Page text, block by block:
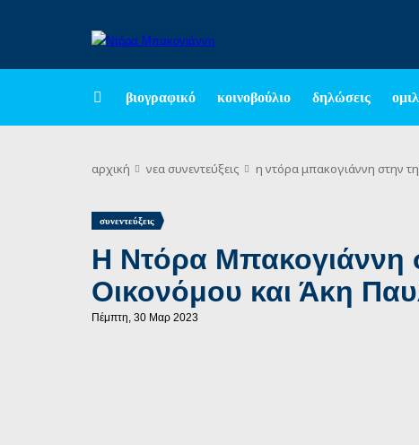
βιογραφικό κοινοβούλιο δηλώσεις
αρχική νεα συνεντεύξεις η ντόρα μπακογιάννη στην
συνεντεύξεις
Η Ντόρα Μπακογιάννη
Οικονόμου και Άκη
Πέμπτη, 30 Μαρ 2023